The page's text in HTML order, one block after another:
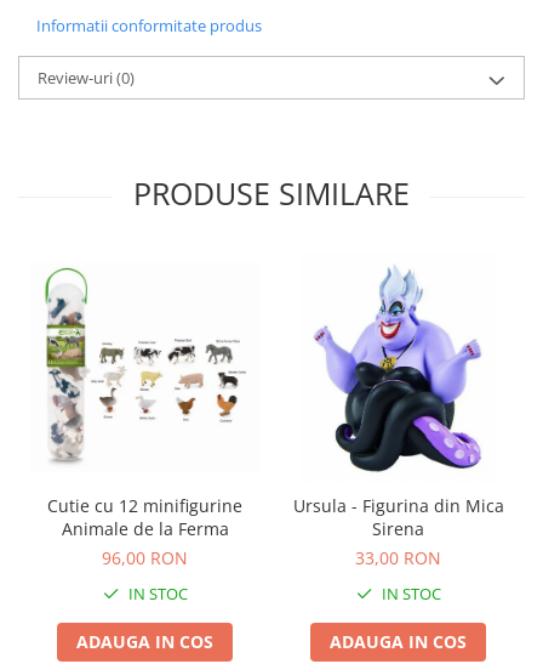
Informatii conformitate produs
Review-uri(0)
PRODUSE SIMILARE
Cutie cu 12 minifigurine
Animale de la Ferma
96,00 RON
IN STOC
ADAUGA IN COS
Ursula - Figurina din Mica
Sirena
33,00 RON
IN STOC
ADAUGA IN COS